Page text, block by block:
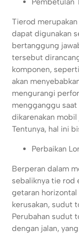
Tierod
dapat digunakan
bertanggung
tersebut
komponen,
akan
mengurangi
mengganggu
dikarenakan
Tentunya, hal ini
Perbaikan
Berperan dalam
sebaliknya tie rod
getaran horizontal
kerusakan, sudut
Perubahan sudut
dengan jalan,